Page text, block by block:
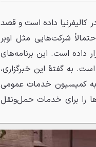
داده است و قصد
شرکت‌هایی مثل اوبر
داده است. این برنامه‌های
به گفتهٔ این خبرگزاری،
به کمیسیون خدمات عمومی
را برای خدمات حمل‌ونقل